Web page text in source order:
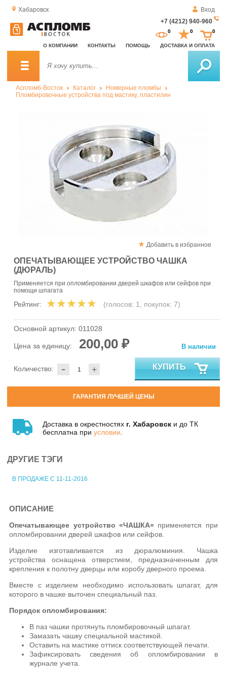
Хабаровск
Вход
+7 (4212) 940-960
О КОМПАНИИ КОНТАКТЫ ПОМОЩЬ ДОСТАВКА И ОПЛАТА
0 0 0
Аспломб-Восток Каталог
Номерные пломбы
Пломбировочные устройства под мастику, пластилин
Добавить в избранное
ОПЕЧАТЫВАЮЩЕЕ УСТРОЙСТВО ЧАШКА
(ДЮРАЛЬ)
Применяется при опломбировании дверей шкафов или сейфов при
помощи шпагата
Рейтинг: (голосов: 1, покупок: 7)
Основной артикул: 011028
Цена за единицу: 200,00 ₽
- +
Количество:
В наличии
КУПИТЬ
ГАРАНТИЯ ЛУЧШЕЙ ЦЕНЫ
Доставка в окрестностях г. Хабаровск и до ТК
бесплатна при условии
ДРУГИЕ ТЭГИ
В ПРОДАЖЕ С 11-11-2016
ОПИСАНИЕ
Опечатывающее устройство «ЧАШКА» применяется при
опломбировании дверей шкафов или сейфов.
Изделие изготавливается из дюралюминия. Чашка
устройства оснащена отверстием, предназначенным для
крепления к полотну дверцы или коробу дверного проема.
Вместе с изделием необходимо использовать шпагат, для
которого в чашке выточен специальный паз.
Порядок опломбирования:
В паз чашки протянуть пломбировочный шпагат.
Замазать чашку специальной мастикой.
Оставить на мастике оттиск соответствующей печати.
Зафиксировать сведения об опломбировании в
журнале учета.